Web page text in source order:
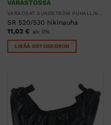
VARASTOSSA
VARAOSAT SUNDSTRÖM PUHALLINSUOJAIMIIN
SR 520/530 hikinauha
11,02 € alv 0%
LISÄÄ OSTOSKORIIN